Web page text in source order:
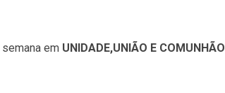
em UNIDADE,UNIÃO E COMUNHÃO